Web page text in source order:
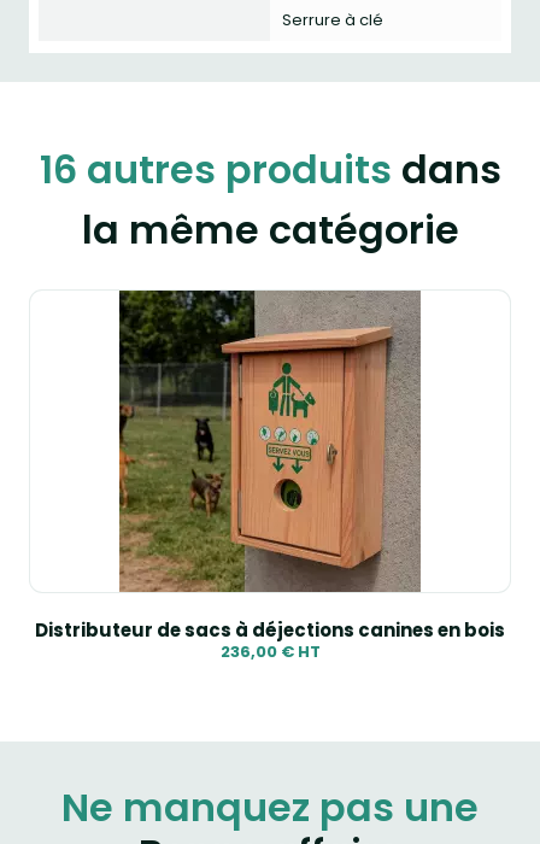
Serrure à clé
16 autres produits dans
la même catégorie
Distributeur de sacs à déjections canines en bois
236,00 € HT
Ne manquez pas une